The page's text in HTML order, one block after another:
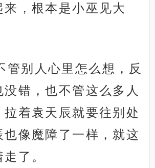
来，根本是小巫见大
管别人心里怎么想，反
错，也不管这么多人
拉着袁天辰就要往别处
也像魔障了一样，就这
了。